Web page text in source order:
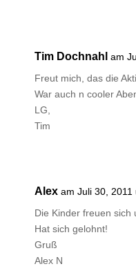
Tim Dochnahl am
Freut mich, das die
War auch n cooler
LG,
Tim
Alex am Juli 30, 2011
Die Kinder freuen sich
Hat sich gelohnt!
Gruß
Alex N